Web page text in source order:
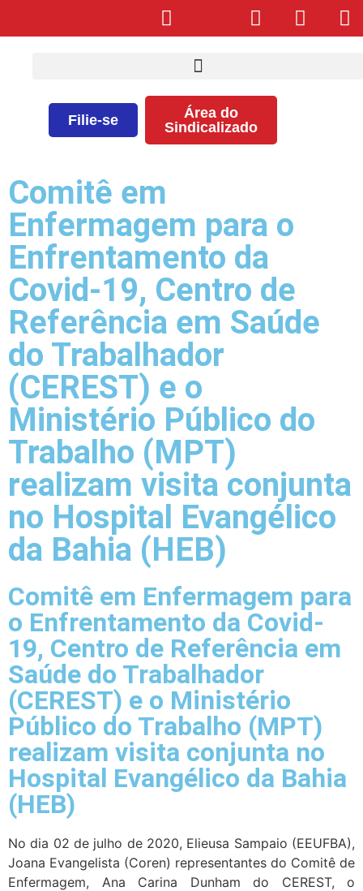
Filie-se
Área do
Sindicalizado
Comitê em
Enfermagem para o
Enfrentamento da
Covid-19, Centro de
Referência em Saúde
do Trabalhador
(CEREST) e o
Ministério Público do
Trabalho (MPT)
realizam visita conjunta
no Hospital Evangélico
da Bahia (HEB)
Comitê em Enfermagem para
o Enfrentamento da Covid-
19, Centro de Referência em
Saúde do Trabalhador
(CEREST) e o Ministério
Público do Trabalho (MPT)
realizam visita conjunta no
Hospital Evangélico da Bahia
(HEB)
No dia 02 de julho de 2020, Elieusa Sampaio (EEUFBA),
Joana Evangelista (Coren) representantes do Comitê de
Enfermagem, Ana Carina Dunham do CEREST, o